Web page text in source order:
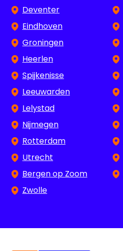
Deventer
Eindhoven
Groningen
Heerlen
Spijkenisse
Leeuwarden
Lelystad
Nijmegen
Rotterdam
Utrecht
Bergen op Zoom
Zwolle